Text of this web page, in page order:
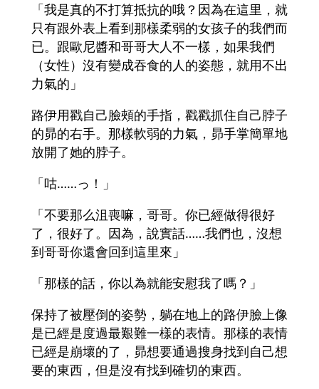
「我是真的不打算抵抗的哦？因為在這里，就
只有跟外表上看到那樣柔弱的女孩子的我們而
已。跟歐尼醬和哥哥大人不一樣，如果我們
（女性）沒有變成吞食的人的姿態，就用不出
力氣的」
路伊用戳自己臉頰的手指，戳戳抓住自己脖子
的昴的右手。那樣軟弱的力氣，昴手掌簡單地
放開了她的脖子。
「咕……っ！」
「不要那么沮喪嘛，哥哥。你已經做得很好
了，很好了。因為，說實話……我們也，沒想
到哥哥你還會回到這里來」
「那樣的話，你以為就能安慰我了嗎？」
保持了被壓倒的姿勢，躺在地上的路伊臉上像
是已經是度過最艱難一樣的表情。那樣的表情
已經是崩壞的了，昴想要通過搜身找到自己想
要的東西，但是沒有找到確切的東西。